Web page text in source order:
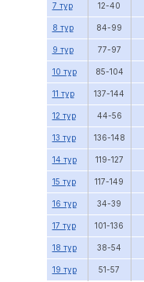
7 тур 12-40
8 тур 84-99
9 тур 77-97
10 тур 85-104
11 тур 137-144
12 тур 44-56
13 тур 136-148
14 тур 119-127
15 тур 117-149
16 тур 34-39
17 тур 101-136
18 тур 38-54
19 тур 51-57